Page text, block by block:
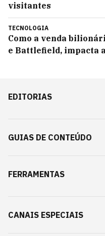
visitantes
TECNOLOGIA
Como a venda
e Battlefield, impacta
EDITORIAS
GUIAS DE CONTEÚDO
FERRAMENTAS
CANAIS ESPECIAIS